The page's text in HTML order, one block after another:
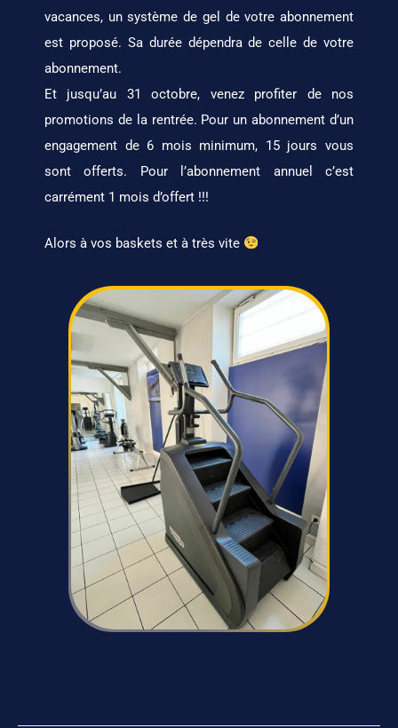
vacances, un système de gel de votre abonnement
est proposé. Sa durée dépendra de celle de votre
abonnement.
Et jusqu’au 31 octobre, venez profiter de nos
promotions de la rentrée. Pour un abonnement d’un
engagement de 6 mois minimum, 15 jours vous
sont offerts. Pour l’abonnement annuel c’est
carrément 1 mois d’offert !!!
Alors à vos baskets et à très vite